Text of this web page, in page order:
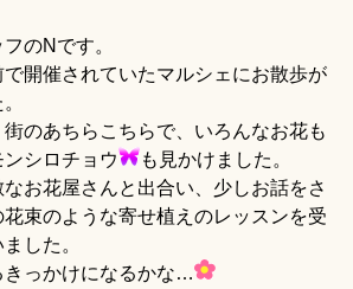
のNです。
開催されていたマルシェにお散歩が
のあちらこちらで、いろんなお花も
シロチョウ
も見かけました。
お花屋さんと出合い、少しお話をさ
束のような寄せ植えのレッスンを受
した。
きっかけになるかな…